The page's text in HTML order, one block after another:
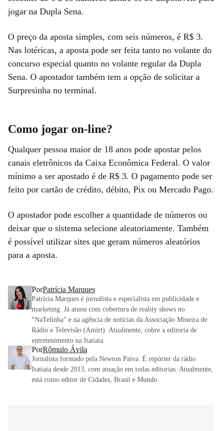
jogar na Dupla Sena.
O preço da aposta simples, com seis números, é R$ 3.
Nas lotéricas, a aposta pode ser feita tanto no volante do
concurso especial quanto no volante regular da Dupla
Sena. O apostador também tem a opção de solicitar a
Surpresinha no terminal.
Como jogar on-line?
Qualquer pessoa maior de 18 anos pode apostar pelos
canais eletrônicos da Caixa Econômica Federal. O valor
mínimo a ser apostado é de R$ 3. O pagamento pode ser
feito por cartão de crédito, débito, Pix ou Mercado Pago.
O apostador pode escolher a quantidade de números ou
deixar que o sistema selecione aleatoriamente. Também
é possível utilizar sites que geram números aleatórios
para a aposta.
PorPatrícia Marques
Patrícia Marques é jornalista e especialista em publicidade e
marketing. Já atuou com cobertura de reality shows no
‶NaTelinha” e na agência de notícias da Associação Mineira de
Rádio e Televisão (Amirt). Atualmente, cobre a editoria de
entretenimento na Itatiaia.
PorRômulo Ávila
Jornalista formado pela Newton Paiva. É repórter da rádio
Itatiaia desde 2013, com atuação em todas editorias. Atualmente,
está como editor de Cidades, Brasil e Mundo.